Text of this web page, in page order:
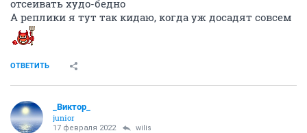
отсеивать худо-бедно
А реплики я тут так кидаю, когда уж досадят совсем
ОТВЕТИТЬ
_Виктор_
juniоr
17 февраля 2022 wilis